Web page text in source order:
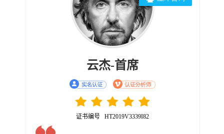
云杰-首席
证书编号 HT2019V3339I82